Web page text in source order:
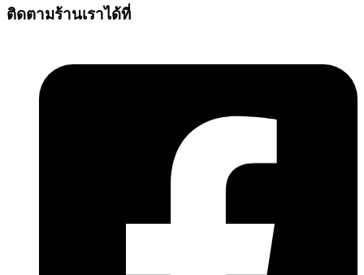
ติดตามร้านเราได้ที่